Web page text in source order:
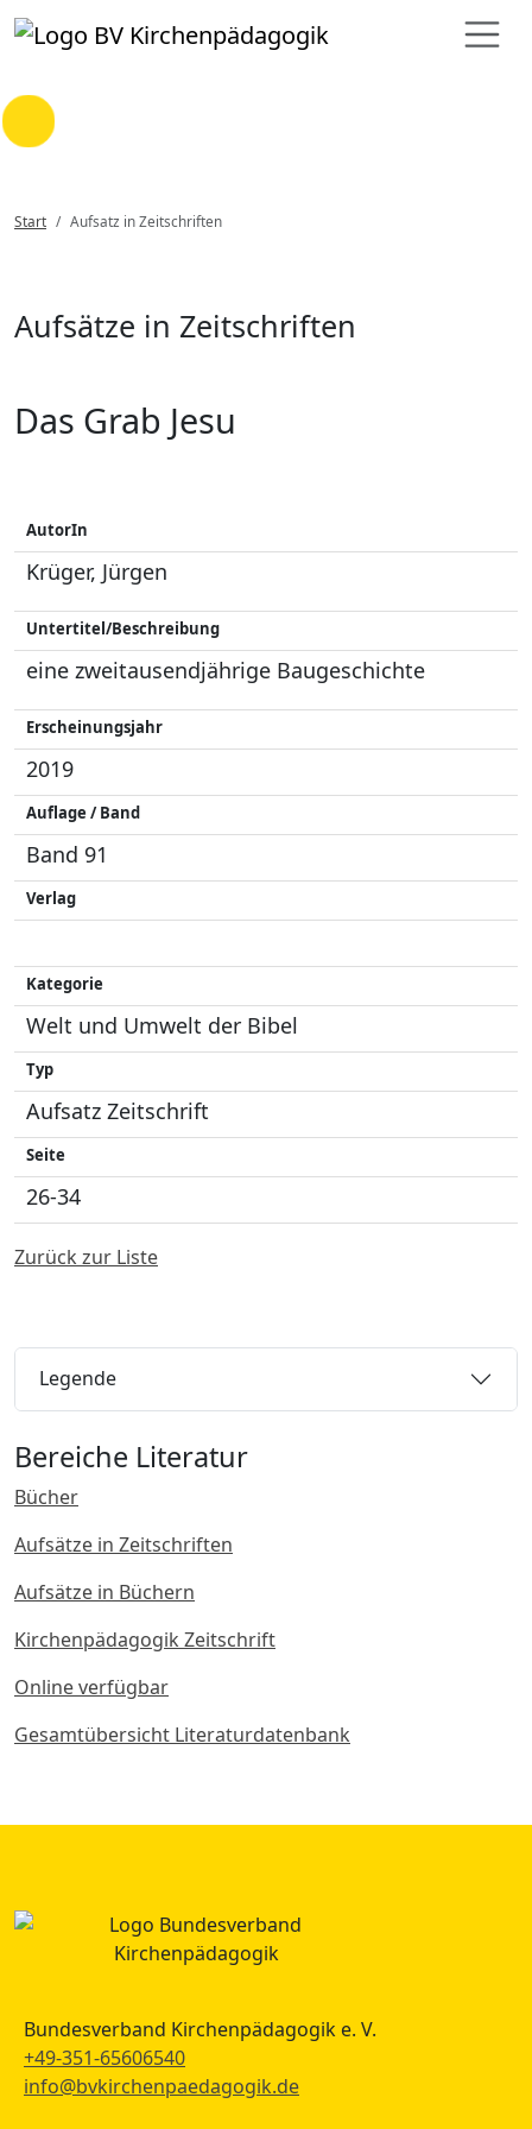
Loading...
Start Aufsatz in Zeitschriften
Aufsätze in Zeitschriften
Das Grab Jesu
AutorIn
Krüger, Jürgen
Untertitel/Beschreibung
eine zweitausendjährige Baugeschichte
Erscheinungsjahr
2019
Auflage / Band
Band 91
Verlag
Kategorie
Welt und Umwelt der Bibel
Typ
Aufsatz Zeitschrift
Seite
26-34
Zurück zur Liste
Legende
Bereiche Literatur
Bücher
Aufsätze in Zeitschriften
Aufsätze in Büchern
Kirchenpädagogik Zeitschrift
Online verfügbar
Gesamtübersicht Literaturdatenbank
Bundesverband Kirchenpädagogik e. V.
+49-351-65606540
info@bvkirchenpaedagogik.de